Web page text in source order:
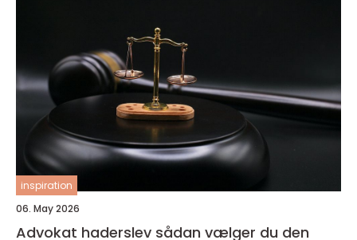
inspiration
06. May 2026
Advokat haderslev sådan vælger du den